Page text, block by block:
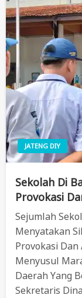
JATENG DIY
Sekolah Di
Provokasi
Sejumlah
Menyatakan
Provokasi
Menyusul
Daerah Yang
Sekretaris